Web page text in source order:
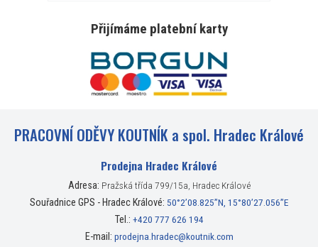
Přijímáme platební karty
PRACOVNÍ ODĚVY KOUTNÍK a spol. Hradec Králové
Prodejna Hradec Králové
Adresa: Pražská třída 799/15a, Hradec Králové
Souřadnice GPS - Hradec Králové: 50°2’08.825”N, 15°80’27.056”E
Tel.: +420 777 626 194
E-mail: prodejna.hradec@koutnik.com